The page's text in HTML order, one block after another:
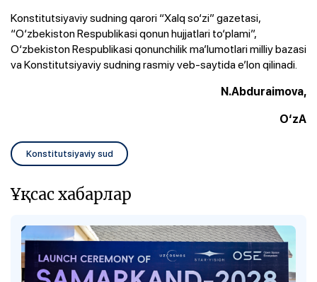
Konstitutsiyaviy sudning qarori “Xalq so‘zi” gazetasi,
“O‘zbekiston Respublikasi qonun hujjatlari to‘plami”,
O‘zbekiston Respublikasi qonunchilik ma’lumotlari milliy bazasi
va Konstitutsiyaviy sudning rasmiy veb-saytida e’lon qilinadi.
N.Abduraimova,
O‘zA
Konstitutsiyaviy sud
Ұқсас хабарлар